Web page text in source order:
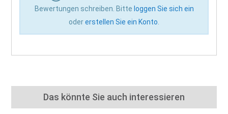
Bewertungen schreiben. Bitte loggen Sie sich ein
odererstellen Sie ein Konto
Das könnte Sie auch interessieren